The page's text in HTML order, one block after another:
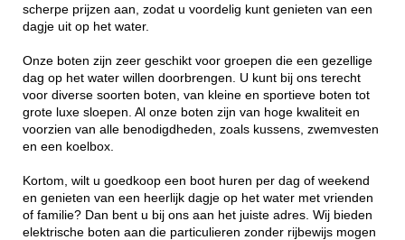
scherpe prijzen aan, zodat u voordelig kunt genieten van een
dagje uit op het water.
Onze boten zijn zeer geschikt voor groepen die een gezellige
dag op het water willen doorbrengen. U kunt bij ons terecht
voor diverse soorten boten, van kleine en sportieve boten tot
grote luxe sloepen. Al onze boten zijn van hoge kwaliteit en
voorzien van alle benodigdheden, zoals kussens, zwemvesten
en een koelbox.
Kortom, wilt u goedkoop een boot huren per dag of weekend
en genieten van een heerlijk dagje op het water met vrienden
of familie? Dan bent u bij ons aan het juiste adres. Wij bieden
elektrische boten aan die particulieren zonder rijbewijs mogen